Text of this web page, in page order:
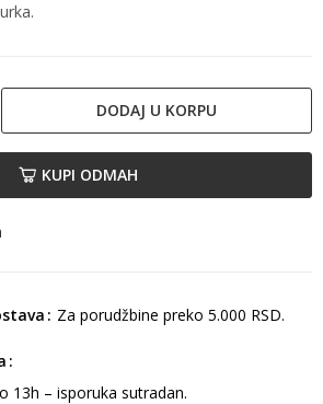
DODAJ U KORPU
KUPI ODMAH
Za porudžbine preko 5.000 RSD.
13h – isporuka sutradan.